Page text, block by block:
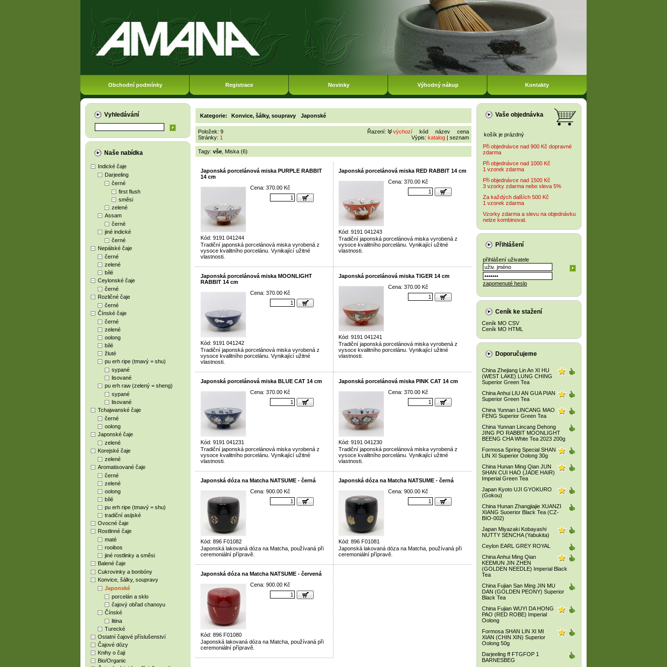
Obchodní podmínky Registrace Novinky Výhodný nákup Kontakty
Vyhledávání
Naše nabídka
Indické čaje
Darjeeling
černé
first flush
směsi
zelené
Assam
černé
jiné indické
černé
Nepálské čaje
černé
zelené
bílé
Ceylonské čaje
černé
Rozličné čaje
černé
Čínské čaje
černé
zelené
oolong
bílé
žluté
pu erh ripe (tmavý = shu)
sypané
lisované
pu erh raw (zelený = sheng)
sypané
lisované
Tchajwanské čaje
černé
oolong
Japonské čaje
zelené
Korejské čaje
zelené
Aromatisované čaje
černé
zelené
oolong
bílé
pu erh ripe (tmavý = shu)
tradiční asijské
Ovocné čaje
Rostlinné čaje
maté
rooibos
jiné rostlinky a směsi
Balené čaje
Cukrovinky a bonbóny
Konvice, šálky, soupravy
Japonské
porcelán a sklo
čajový obřad chanoyu
Čínské
litina
Turecké
Ostatní čajové příslušenství
Čajové dózy
Knihy o čaji
Bio/Organic
Kategorie: Konvice, šálky, soupravy Japonské
Řazení: výchozí kód název
cena
Výpis: katalog | seznam
Položek: 9
Stránky: 1
Tagy: vše Miska (6)
Japonská porcelánová miska PURPLE RABBIT
14 cm
Kód: 9191 041244
Cena: 370.00 Kč
Tradiční japonská porcelánová miska vyrobená z
vysoce kvalitního porcelánu. Vynikající užitné
vlastnosti.
Japonská porcelánová miska RED RABBIT 14 cm
Kód: 9191 041243
Cena: 370.00 Kč
Tradiční japonská porcelánová miska vyrobená z
vysoce kvalitního porcelánu. Vynikající užitné
vlastnosti.
Japonská porcelánová miska MOONLIGHT
RABBIT 14 cm
Kód: 9191 041242
Cena: 370.00 Kč
Tradiční japonská porcelánová miska vyrobená z
vysoce kvalitního porcelánu. Vynikající užitné
vlastnosti.
Japonská porcelánová miska TIGER 14 cm
Kód: 9191 041241
Cena: 370.00 Kč
Tradiční japonská porcelánová miska vyrobená z
vysoce kvalitního porcelánu. Vynikající užitné
vlastnosti.
Japonská porcelánová miska BLUE CAT 14 cm
Kód: 9191 041231
Cena: 370.00 Kč
Tradiční japonská porcelánová miska vyrobená z
vysoce kvalitního porcelánu. Vynikající užitné
vlastnosti.
Japonská porcelánová miska PINK CAT 14 cm
Kód: 9191 041230
Cena: 370.00 Kč
Tradiční japonská porcelánová miska vyrobená z
vysoce kvalitního porcelánu. Vynikající užitné
vlastnosti.
Japonská dóza na Matcha NATSUME - černá
Kód: 896 F01082
Cena: 900.00 Kč
Japonská lakovaná dóza na Matcha, používaná při
ceremoniální přípravě.
Japonská dóza na Matcha NATSUME - černá
Kód: 896 F01081
Cena: 900.00 Kč
Japonská lakovaná dóza na Matcha, používaná při
ceremoniální přípravě.
Japonská dóza na Matcha NATSUME - červená
Kód: 896 F01080
Cena: 900.00 Kč
Japonská lakovaná dóza na Matcha, používaná při
ceremoniální přípravě.
Vaše objednávka
košík je prázdný
Při objednávce nad 900 Kč dopravné
zdarma
Při objednávce nad 1000 Kč
1 vzorek zdarma
Při objednávce nad 1500 Kč
3 vzorky zdarma nebo sleva 5%
Za každých dalších 500 Kč
1 vzorek zdarma
Vzorky zdarma a slevu na objednávku
nelze kombinovat.
Přihlášení
přihlášení uživatele
zapomenuté heslo
Ceník ke stažení
Ceník MO CSV
Ceník MO HTML
Doporučujeme
China Zhejiang Lin An XI HU
(WEST LAKE) LUNG CHING
Superior Green Tea
China Anhui LIU AN GUA PIAN
Superior Green Tea
China Yunnan LINCANG MAO
FENG Superior Green Tea
China Yunnan Lincang Dehong
JING PO RABBIT MOONLIGHT
BEENG CHA White Tea 2023 200g
Formosa Spring Special SHAN
LIN XI Superior Oolong 30g
China Hunan Ming Qian JUN
SHAN CUI HAO (JADE HAIR)
Imperial Green Tea
Japan Kyoto UJI GYOKURO
(Gokou)
China Hunan Zhangjiajie XUANZI
XIANG Suoerior Black Tea (CZ-
BIO-002)
Japan Miyazaki Kobayashi
NUTTY SENCHA (Yabukita)
Ceylon EARL GREY ROYAL
China Anhui Ming Qian
KEEMUN JIN ZHEN
(GOLDEN NEEDLE) Imperial Black
Tea
China Fujian San Ming JIN MU
DAN (GOLDEN PEONY) Superior
Black Tea
China Fujian WUYI DA HONG
PAO (RED ROBE) Imperial
Oolong
Formosa SHAN LIN XI MI
XIAN (CHIN XIN) Superior
Oolong 50g
Darjeeling ff FTGFOP 1
BARNESBEG